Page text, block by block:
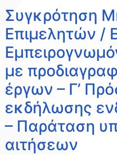
Συγκρότηση
Επιμελητών /
με
έργων – Γ’
εκδήλωσης
– Παράταση
αιτήσεων